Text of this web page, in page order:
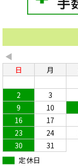
◀
日 月
2
3
9
10
16
17
23
24
30
31
定休日